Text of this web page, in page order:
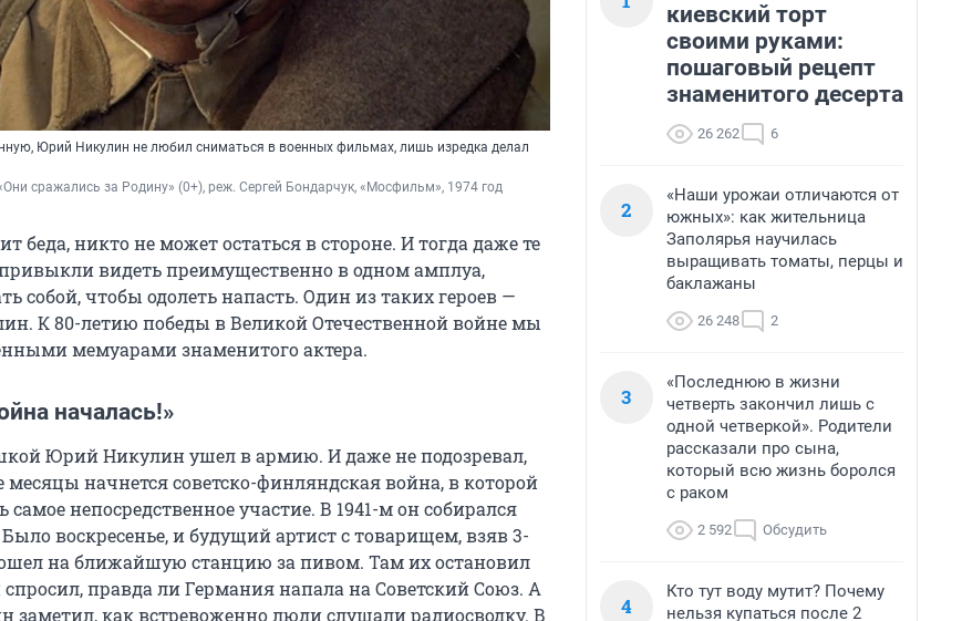
Юрий Никулин не любил сниматься в военных фильмах, лишь изредка делал
сражались за Родину» (0+), реж. Сергей Бондарчук, «Мосфильм», 1974 год
беда, никто не может остаться в стороне. И тогда даже те
видеть преимущественно в одном амплуа,
собой, чтобы одолеть напасть. Один из таких героев —
К 80-летию победы в Великой Отечественной войне мы
мемуарами знаменитого актера.
началась!»
Юрий Никулин ушел в армию. И даже не подозревал,
месяцы начнется советско-финляндская война, в которой
непосредственное участие. В 1941-м он собирался
воскресенье, и будущий артист с товарищем, взяв 3-
на ближайшую станцию за пивом. Там их остановил
правда ли Германия напала на Советский Союз. А
заметил, как встревоженно люди слушали радиосводку. В
киевский торт
своими руками:
пошаговый рецепт
знаменитого десерта
26 262 6
2
«Наши урожаи отличаются от
южных»: как жительница
Заполярья научилась
выращивать томаты, перцы и
баклажаны
26 248 2
3
«Последнюю в жизни
четверть закончил лишь с
одной четверкой». Родители
рассказали про сына,
который всю жизнь боролся
с раком
2 592 Обсудить
4
Кто тут воду мутит? Почему
нельзя купаться после 2